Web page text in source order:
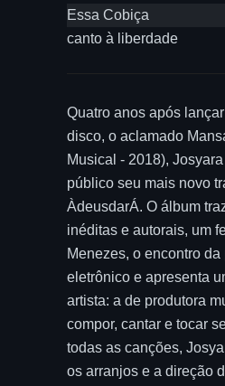
Essa Cobiça
canto à liberdade
Quatro anos após
disco, o aclamado
Musical - 2018),
público seu mais novo
ÀdeusdarÁ. O álbum
inéditas e autorais, um
Menezes, o encontro
eletrônico e apresenta
artista: a de produtora
compor, cantar e tocar
todas as canções,
os arranjos e a direção